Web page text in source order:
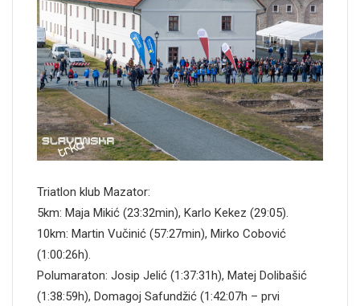
Triatlon klub Mazator:
5km: Maja Mikić (23:32min), Karlo Kekez (29:05).
10km: Martin Vučinić (57:27min), Mirko Cobović
(1:00:26h).
Polumaraton: Josip Jelić (1:37:31h), Matej Dolibašić
(1:38:59h), Domagoj Safundžić (1:42:07h – prvi